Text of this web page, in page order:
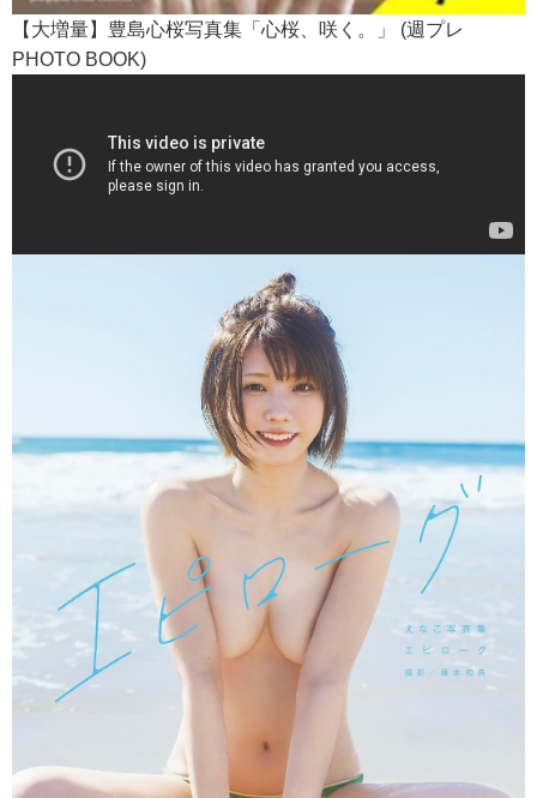
【大増量】豊島心桜写真集「心桜、咲く。」 (週プレ
PHOTO BOOK)